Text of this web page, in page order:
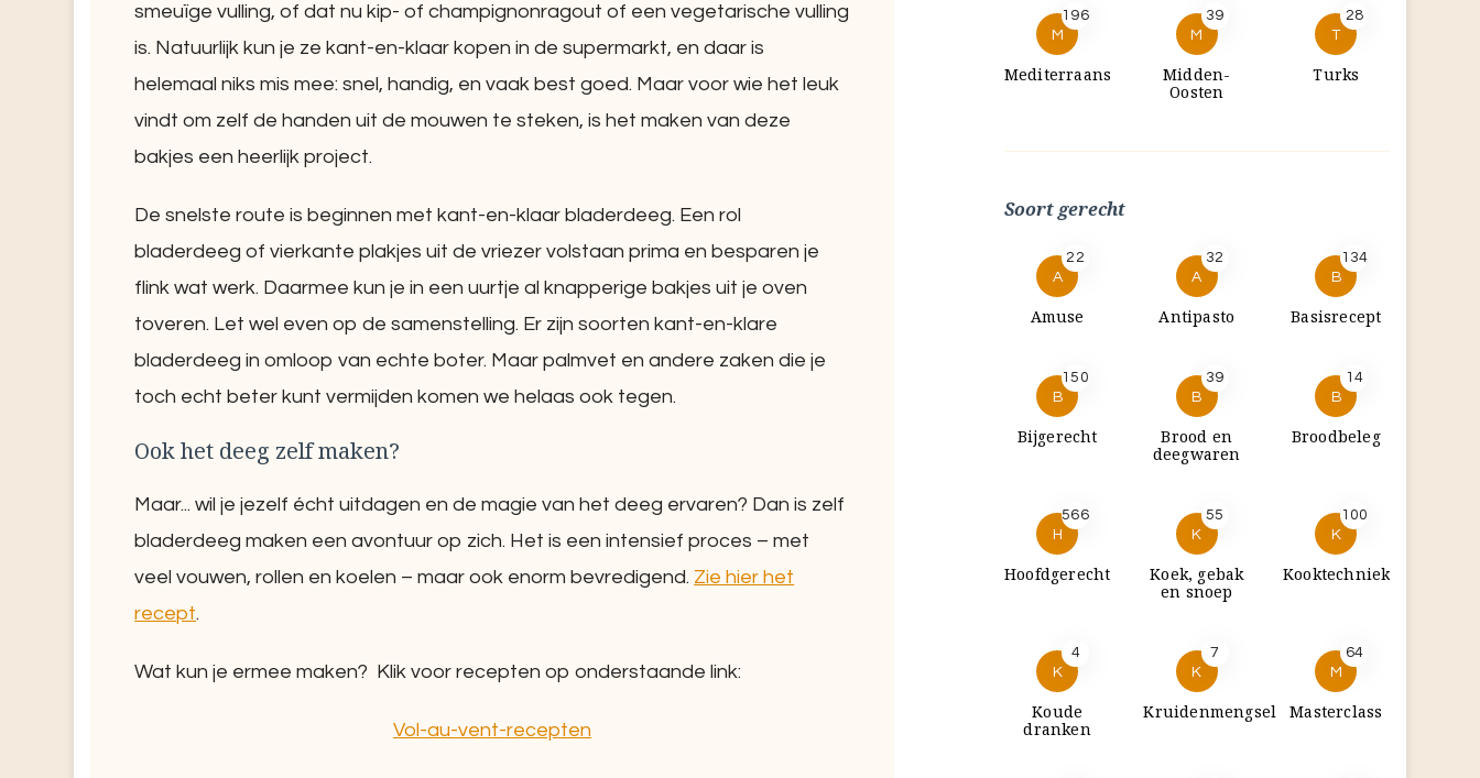
smeuïge vulling, of dat nu kip- of champignonragout of een vegetarische vulling
is. Natuurlijk kun je ze kant-en-klaar kopen in de supermarkt, en daar is
helemaal niks mis mee: snel, handig, en vaak best goed. Maar voor wie het leuk
vindt om zelf de handen uit de mouwen te steken, is het maken van deze
bakjes een heerlijk project.
De snelste route is beginnen met kant-en-klaar bladerdeeg. Een rol
bladerdeeg of vierkante plakjes uit de vriezer volstaan prima en besparen je
flink wat werk. Daarmee kun je in een uurtje al knapperige bakjes uit je oven
toveren. Let wel even op de samenstelling. Er zijn soorten kant-en-klare
bladerdeeg in omloop van echte boter. Maar palmvet en andere zaken die je
toch echt beter kunt vermijden komen we helaas ook tegen.
Ook het deeg zelf maken?
Maar... wil je jezelf écht uitdagen en de magie van het deeg ervaren? Dan is zelf
bladerdeeg maken een avontuur op zich. Het is een intensief proces – met
veel vouwen, rollen en koelen – maar ook enorm bevredigend. Zie hier het
recept.
Wat kun je ermee maken? Klik voor recepten op onderstaande link:
Vol-au-vent-recepten
M
196
Mediterraans
M
39
Midden-
Oosten
T
28
Turks
Soort gerecht
A
22
Amuse
A
32
Antipasto
B
134
Basisrecept
B
150
Bijgerecht
B
39
Brood en
deegwaren
B
14
Broodbeleg
H
566
Hoofdgerecht
K
55
Koek, gebak
en snoep
K
100
Kooktechniek
K
4
Koude
dranken
K
7
Kruidenmengsel
M
64
Masterclass